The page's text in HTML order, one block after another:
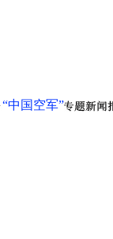
“中国空军”